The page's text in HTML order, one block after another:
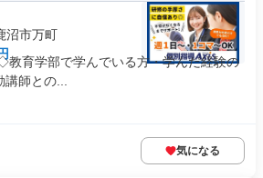
沼市万町
育学部で学んでいる方・学んだ経験の
師との...
気になる